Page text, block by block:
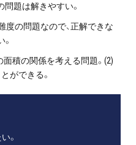
問題は解きやすい。
度の問題なので、正解できな
面積の関係を考える問題。(2)
ができる。
。